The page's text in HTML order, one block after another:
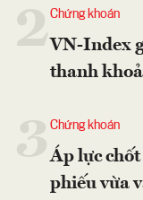
2Chứng khoán
VN-Index
thanh
Chứng khoán
Áp lực
phiếu vừa